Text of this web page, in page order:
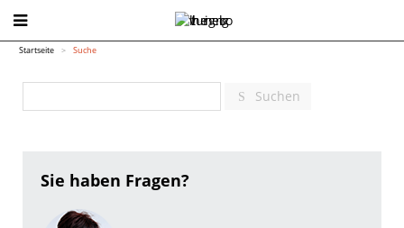
Startseite Suche
Suchen
Sie haben Fragen?